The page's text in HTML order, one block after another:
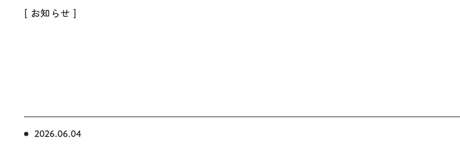
[ お知らせ ]
2026.06.04